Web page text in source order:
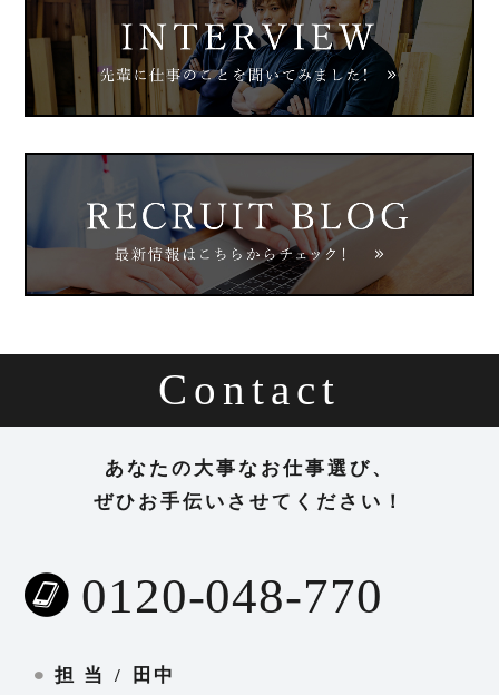
Contact
あなたの大事なお仕事選び、
ぜひお手伝いさせてください！
0120-048-770
担 当
田中